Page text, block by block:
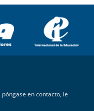
en contacto, le